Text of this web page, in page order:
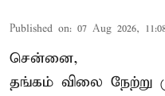
Published on: 07 Aug 2026,
சென்னை,
தங்கம் விலை நேற்று